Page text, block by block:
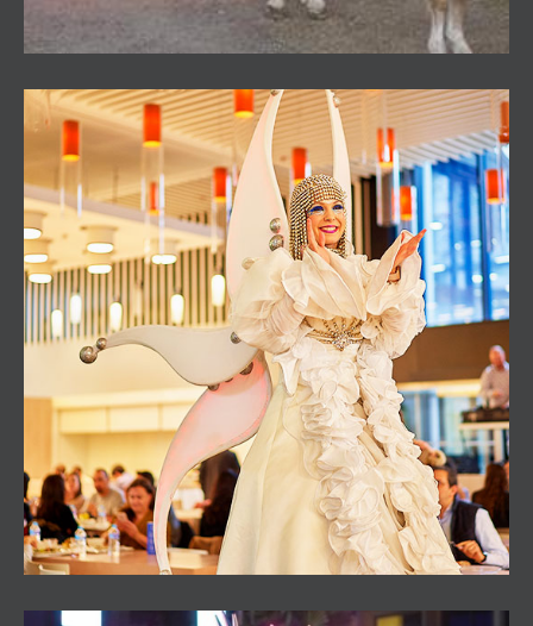
Toys Sweet Christmas Cabalgata estática